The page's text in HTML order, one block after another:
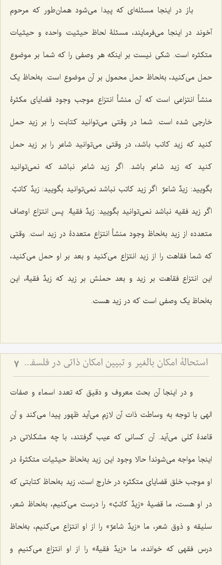
باز در اینجا مسئله‌ای که پیدا می‌شود همان‌طور که مرحوم
آخوند در اینجا می‌فرمایند، مسئلۀ لحاظ حیثیت واحده و حیثیات
متکثره است. شکی نیست بر اینکه هر وصفی را که شما بر موضوع
حمل می‌کنید، به‌لحاظ حمل محمول بر آن موضوع است. به‌لحاظ یک
منشأ انتزاعی است که آن منشأ انتزاع موجب وجود قضایای مکثرۀ
خارجی شده است. شما در وقتی می‌توانید کتابت را بر زید حمل
کنید که زید کاتب باشد، در وقتی می‌توانید شاعر را بر زید حمل
کنید که زید شاعر باشد. اگر زید شاعر نباشد که نمی‌توانید
بگویید: زیدٌ شاعرٌ. اگر زید کاتب نباشد نمی‌توانید بگویید: زیدٌ کاتبٌ.
اگر زید فقیه نباشد نمی‌توانید بگویید: زیدٌ فقیهٌ. پس انتزاع اوصاف
متعدده از زید به‌لحاظ وجود منشأ انتزاع متعددۀ در زید است. وقتی
که شما فقاهت را از زید انتزاع می‌کنید و بعد بر او حمل می‌کنید،
این انتزاع فقاهت بر زید و بعد حملش بر زید که زیدٌ فقیهٌ، این
به‌لحاظ یک وصفی است که در زید هست.
استحالۀ امکان بالغیر و تبیین امکان ذاتی در فلسفه اسلامی - بررسی نسبت امکان، وجوب و امتناع از دیدگاه آخوند 7
و در اینجا آن بحث معروف و دقیق که تعدد اسماء و صفات
الهی با توجه به وساطت ذات آن لازم می‌آید ظهور پیدا می‌کند و آن
قاعدۀ کلی می‌آید. آن کسانی که عیب گرفتند، با چه مشکلاتی در
اینجا مواجه می‌شوند! حالا وجود این زید به‌لحاظ حیثیات متکثرۀ در
او موجب خلق قضایای متکثره در خارج است، زید به‌لحاظ کتابتی که
در او هست، ما قضیۀ «زیدٌ کاتبٌ» را درست می‌کنیم، به‌لحاظ شعر،
سلیقه و ذوق شعر، ما «زیدٌ شاعرٌ» را از او انتزاع می‌کنیم، به‌لحاظ
درس فقهی که خوانده، ما «زیدٌ فقیهٌ» را از او انتزاع می‌کنیم و